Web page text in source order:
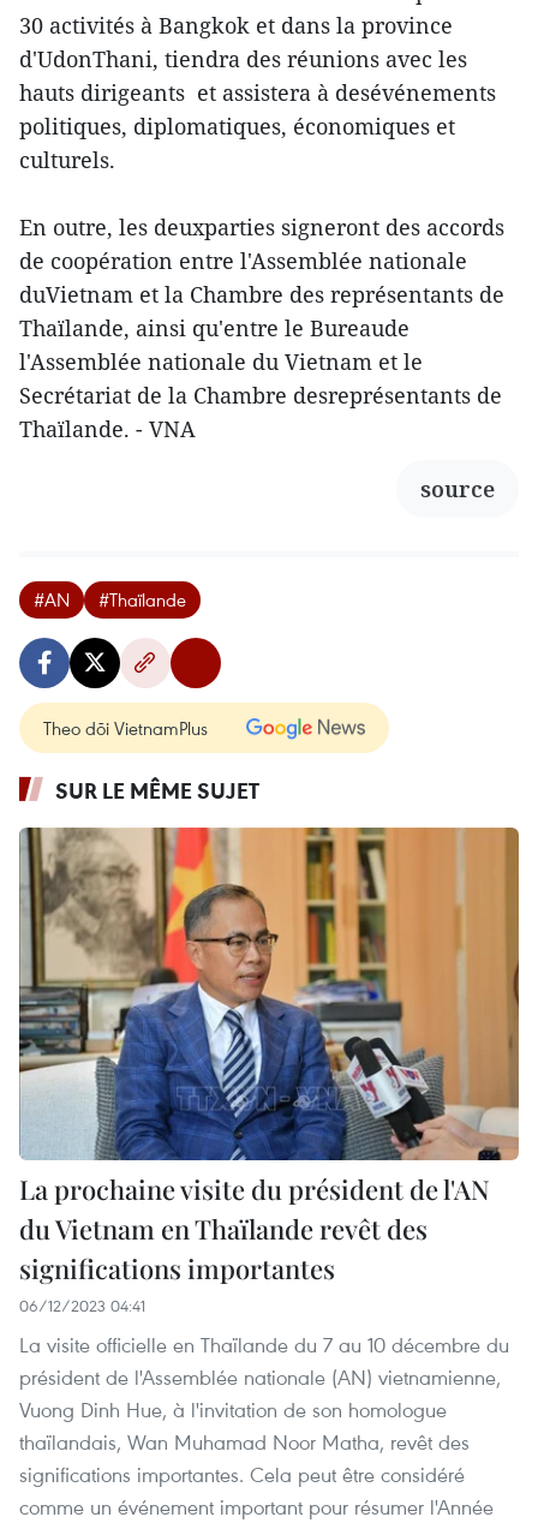
30 activités à Bangkok et dans la province
d'UdonThani, tiendra des réunions avec les
hauts dirigeants et assistera à desévénements
politiques, diplomatiques, économiques et
culturels.
En outre, les deuxparties signeront des accords
de coopération entre l'Assemblée nationale
duVietnam et la Chambre des représentants de
Thaïlande, ainsi qu'entre le Bureaude
l'Assemblée nationale du Vietnam et le
Secrétariat de la Chambre desreprésentants de
Thaïlande. - VNA
source
#AN #Thaïlande
Theo dõi VietnamPlus
SUR LE MÊME SUJET
La prochaine visite du président de l'AN
du Vietnam en Thaïlande revêt des
significations importantes
06/12/2023 04:41
La visite officielle en Thaïlande du 7 au 10 décembre du
président de l'Assemblée nationale (AN) vietnamienne,
Vuong Dinh Hue, à l'invitation de son homologue
thaïlandais, Wan Muhamad Noor Matha, revêt des
significations importantes. Cela peut être considéré
comme un événement important pour résumer l'Année